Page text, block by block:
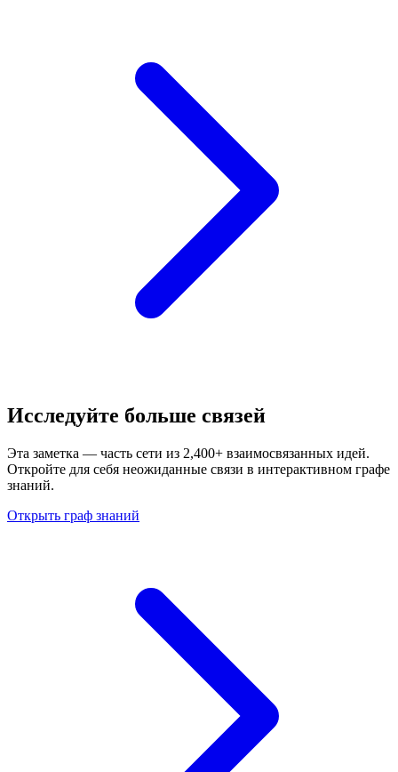
Исследуйте больше связей
Эта заметка — часть сети из 2,400+ взаимосвязанных идей.
Откройте для себя неожиданные связи в интерактивном графе
знаний.
Открыть граф знаний